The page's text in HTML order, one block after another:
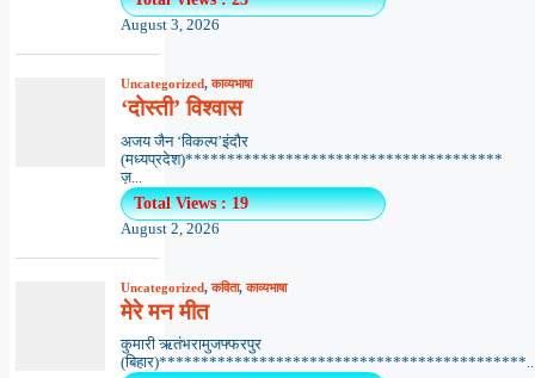
August 3, 2026
Uncategorized,काव्यभाषा
‘दोस्ती’ विश्वास
अजय जैन ‘विकल्प’इंदौर
(मध्यप्रदेश)**************************************
ज़...
Total Views : 19
August 2, 2026
Uncategorized,कविता,काव्यभाषा
मेरे मन मीत
कुमारी ऋतंभरामुजफ्फरपुर